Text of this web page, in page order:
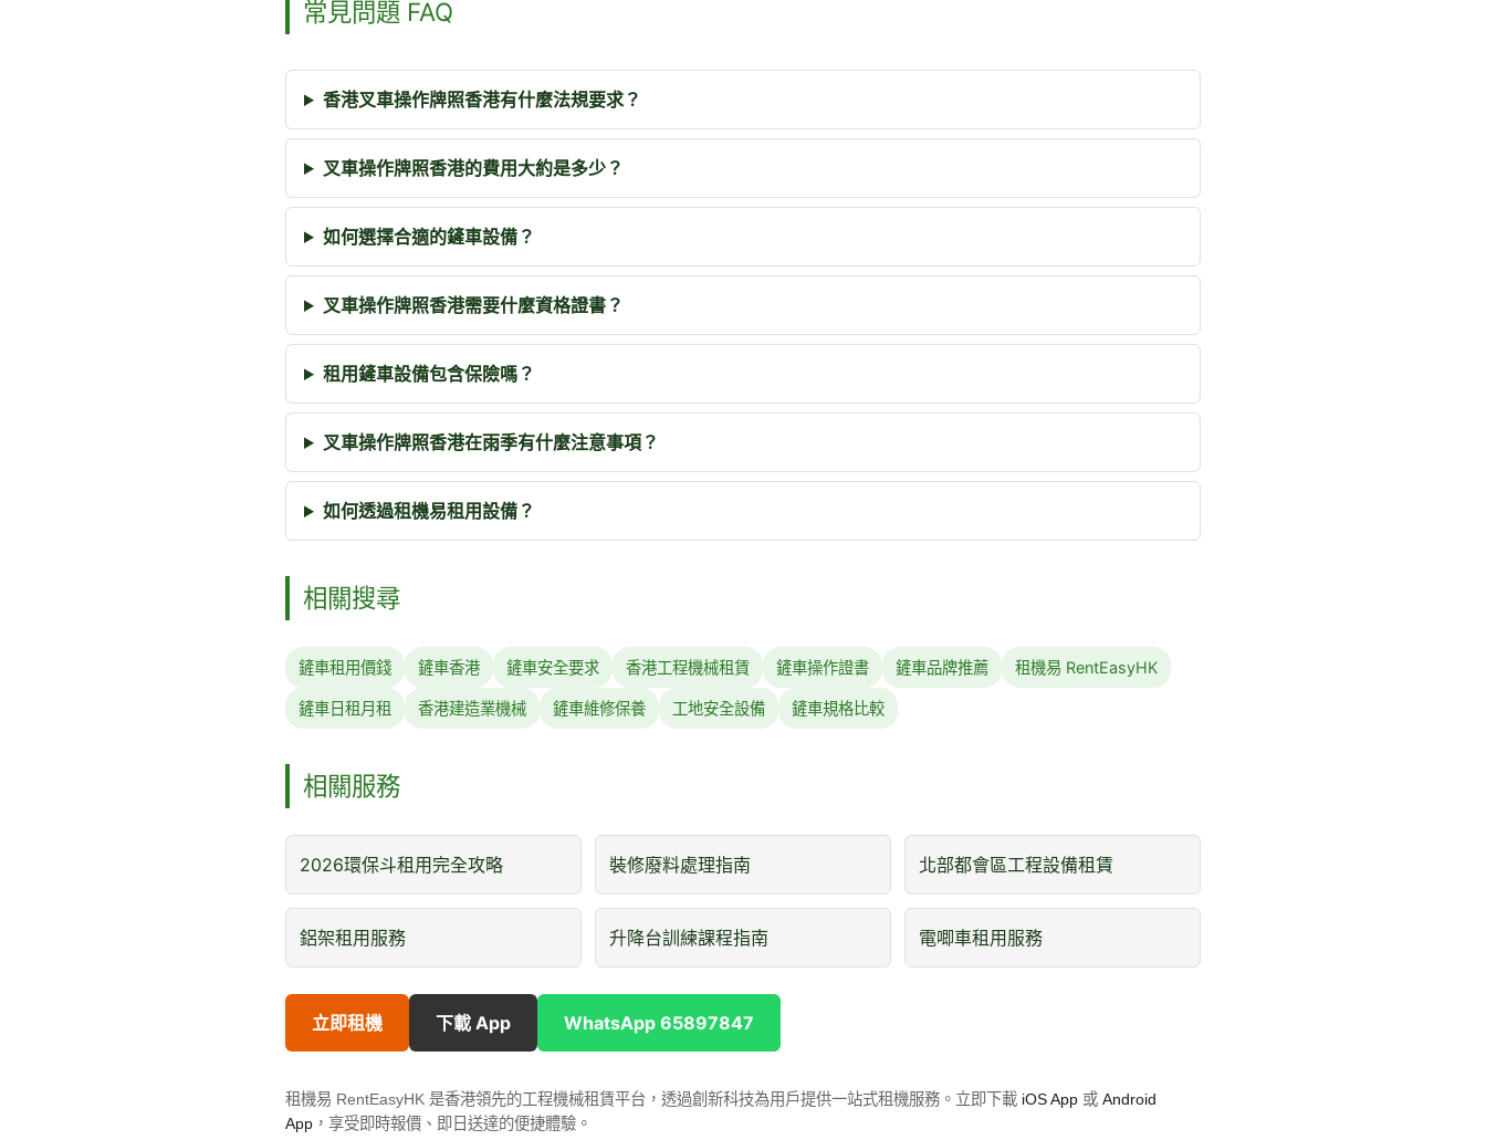
常見問題 FAQ
香港叉車操作牌照香港有什麼法規要求？
叉車操作牌照香港的費用大約是多少？
如何選擇合適的鏟車設備？
叉車操作牌照香港需要什麼資格證書？
租用鏟車設備包含保險嗎？
叉車操作牌照香港在雨季有什麼注意事項？
如何透過租機易租用設備？
相關搜尋
鏟車租用價錢 鏟車香港 鏟車安全要求 香港工程機械租賃 鏟車操作證書 鏟車品牌推薦 租機易 RentEasyHK
鏟車日租月租 香港建造業機械 鏟車維修保養 工地安全設備 鏟車規格比較
相關服務
2026環保斗租用完全攻略 裝修廢料處理指南 北部都會區工程設備租賃
鋁架租用服務 升降台訓練課程指南 電唧車租用服務
立即租機 下載 App WhatsApp 65897847
租機易 RentEasyHK 是香港領先的工程機械租賃平台，透過創新科技為用戶提供一站式租機服務。立即下載 iOS App 或 Android
App ，享受即時報價、即日送達的便捷體驗。